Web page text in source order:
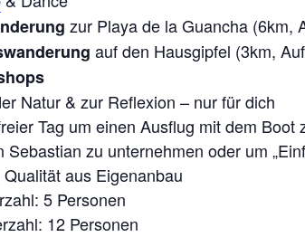
zur Playa de la Guancha (6km,
auf den Hausgipfel (3km,
Natur & zur Reflexion – nur für dich
Tag um einen Ausflug mit dem Boot
zu unternehmen oder um
aus Eigenanbau
5 Personen
12 Personen